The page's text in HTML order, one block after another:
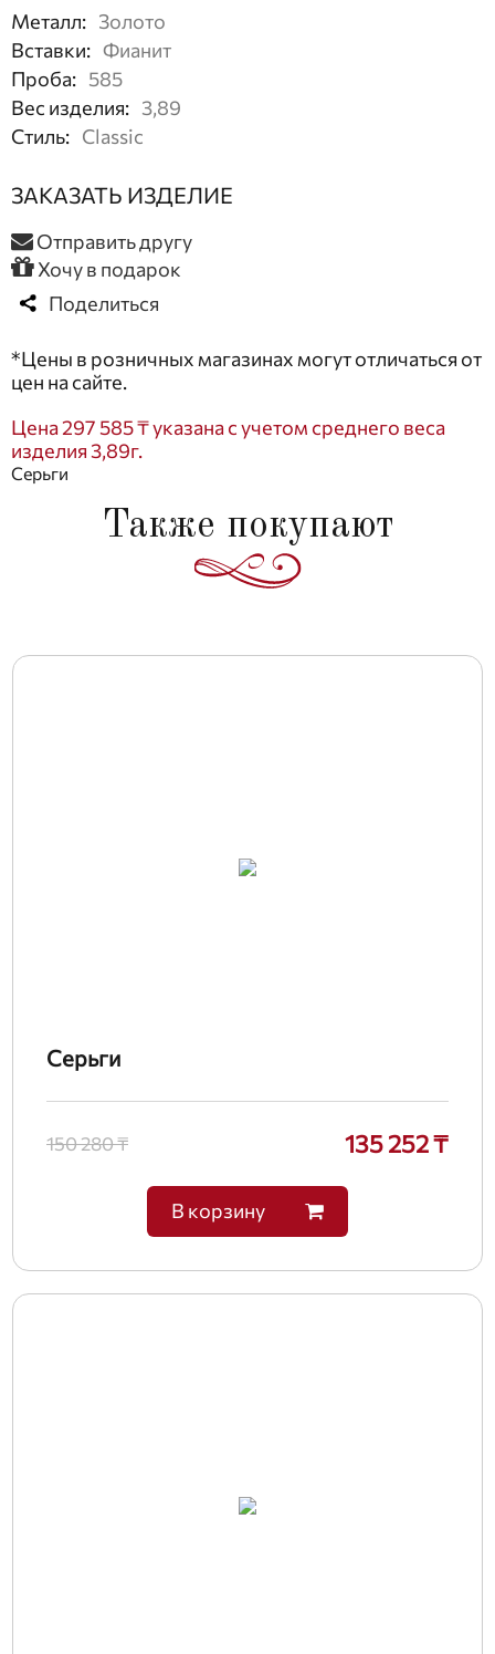
Металл: Золото
Вставки: Фианит
Проба: 585
Вес изделия: 3,89
Стиль: Classic
ЗАКАЗАТЬ ИЗДЕЛИЕ
Отправить другу
Хочу в подарок
Поделиться
*Цены в розничных магазинах могут отличаться от
цен на сайте.
Цена 297 585 ₸ указана с учетом среднего веса
изделия 3,89г.
Серьги
Также покупают
Серьги
150 280 ₸ 135 252 ₸
В корзину